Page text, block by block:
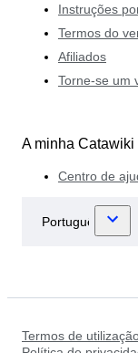
Instruções
Termos do
Afiliados
Torne-se um
A minha Catawiki
Centro de
Termos de